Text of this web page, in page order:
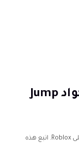
الجزء 3: كيفية استرداد أكواد Jump
استرداد الجواهر سهل للغاية، حتى لو كنت جديدًا على Roblox. اتبع هذه